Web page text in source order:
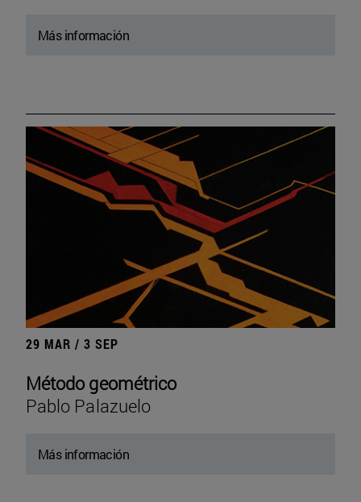
Más información
29 MAR / 3 SEP
Método geométrico
Pablo Palazuelo
Más información